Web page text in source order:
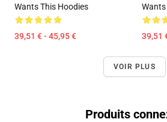
Wants This Hoodies
39,51 € - 45,95 € 39,51
VOIR PLUS
Produits